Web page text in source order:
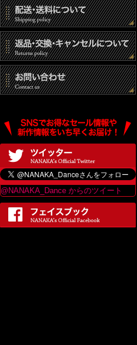
@NANAKA_Dance からのツイート